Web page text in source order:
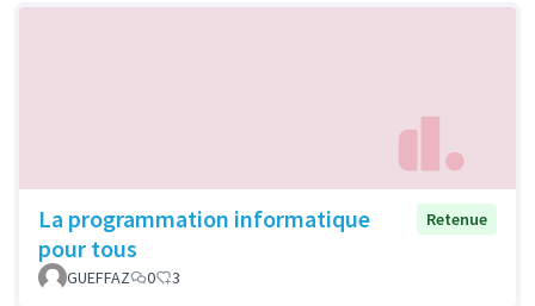
La programmation informatique
pour tous
Retenue
GUEFFAZ 0 3